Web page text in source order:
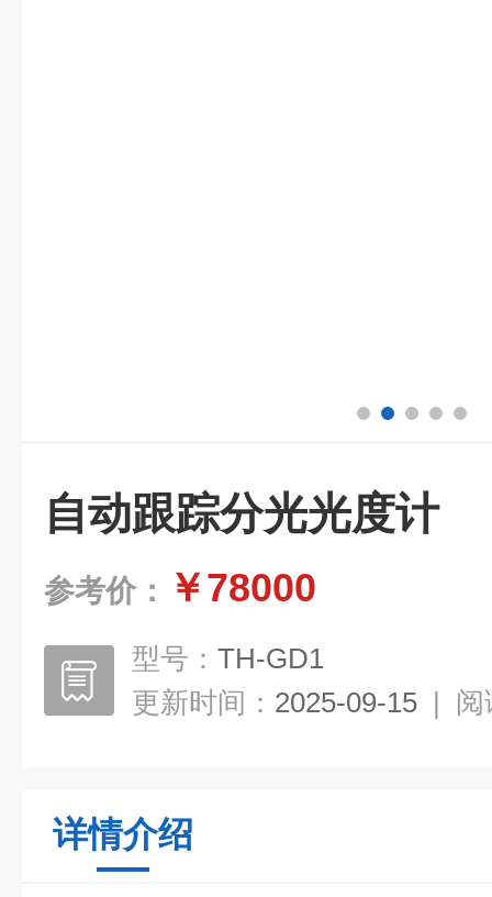
自动跟踪分光光度计
参考价： ￥78000
型号： TH-GD1
更新时间： 2025-09-15 | 阅
详情介绍